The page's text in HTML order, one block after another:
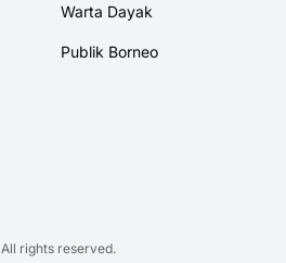
Warta Dayak
Publik Borneo
All rights reserved.